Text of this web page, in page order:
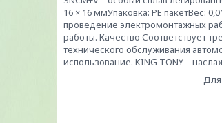
16 × 16 ммУпаковка: PE пакетВес:
проведение электромонтажных
работы. Качество Соответствует
технического обслуживания
использование. KING TONY –
Для